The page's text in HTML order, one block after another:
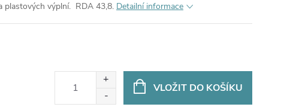
plastových výplní. RDA 43,8. Detailní informace
VLOŽIT DO KOŠÍKU